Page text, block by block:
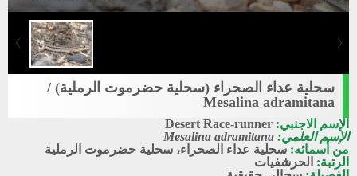
سحلية عداء الصحراء (سحلية حضرموت الرملية) /
Mesalina adramitana
الإسم الاجنبي: Desert Race-runner
الإسم العلمي: Mesalina adramitana
من أسمائه: سحلية عداء الصحراء، سحلية حضرموت الرملية
الرتبة: الحرشفيات